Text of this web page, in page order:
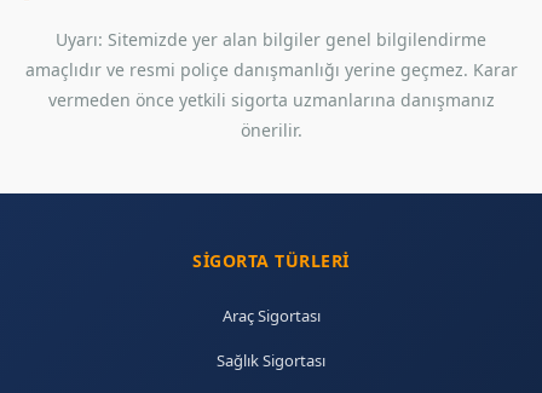
Uyarı: Sitemizde yer alan bilgiler genel bilgilendirme
amaçlıdır ve resmi poliçe danışmanlığı yerine geçmez. Karar
vermeden önce yetkili sigorta uzmanlarına danışmanız
önerilir.
SIGORTA TÜRLERI
Araç Sigortası
Sağlık Sigortası